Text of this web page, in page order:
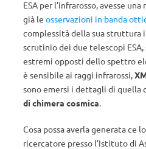
ESA per l’infrarosso, avesse
già le osservazioni in banda
complessità della sua struttura
scrutinio dei due telescopi
estremi opposti dello spettro
è sensibile ai raggi infrarossi,
sono emersi i dettagli di quella
di chimera cosmica.
Cosa possa averla generata ce
ricercatore presso l’Istituto di